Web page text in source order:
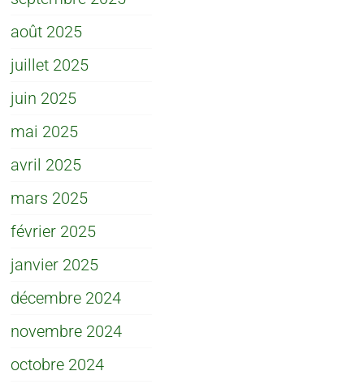
août 2025
juillet 2025
juin 2025
mai 2025
avril 2025
mars 2025
février 2025
janvier 2025
décembre 2024
novembre 2024
octobre 2024